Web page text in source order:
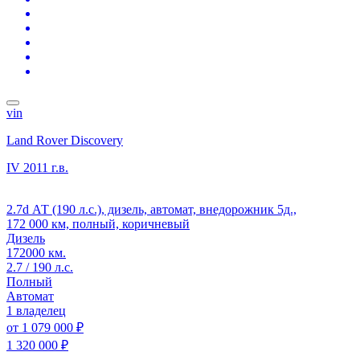
vin
Land Rover Discovery
IV 2011 г.в.
2.7d АТ (190 л.с.), дизель, автомат, внедорожник 5д.,
172 000 км, полный, коричневый
Дизель
172000 км.
2.7 / 190 л.с.
Полный
Автомат
1 владелец
от 1 079 000 ₽
1 320 000 ₽